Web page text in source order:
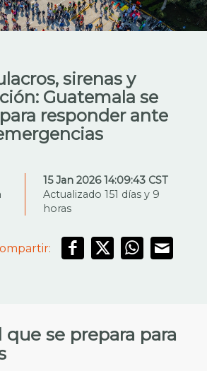
sirenas y
Guatemala se
responder ante
15 Jan 2026 14:09:43 CST
Actualizado 151 días y 9
horas
se prepara para